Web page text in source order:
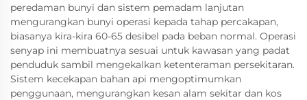
peredaman bunyi dan sistem pemadam lanjutan
mengurangkan bunyi operasi kepada tahap percakapan,
biasanya kira-kira 60-65 desibel pada beban normal. Operasi
senyap ini membuatnya sesuai untuk kawasan yang padat
penduduk sambil mengekalkan ketenteraman persekitaran.
Sistem kecekapan bahan api mengoptimumkan
penggunaan, mengurangkan kesan alam sekitar dan kos